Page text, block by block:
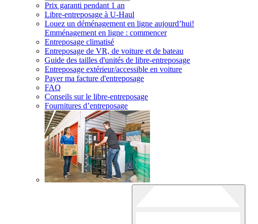
Prix garanti pendant 1 an
Libre-entreposage à U-Haul
Louez un déménagement en ligne aujourd’hui!
Emménagement en ligne : commencer
Entreposage climatisé
Entreposage de VR, de voiture et de bateau
Guide des tailles d'unités de libre-entreposage
Entreposage extérieur/accessible en voiture
Payer ma facture d'entreposage
FAQ
Conseils sur le libre-entreposage
Fournitures d’entreposage